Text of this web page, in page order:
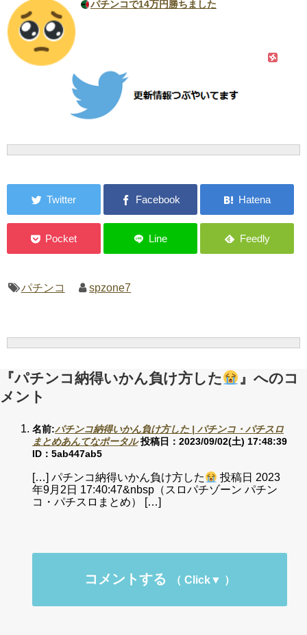
パチンコで14万円勝ちました
パチンコ spzone7
『パチンコ納得いかん負け方した
』へのコ
メント
名前:パチンコ納得いかん負け方した | パチンコ・パチスロ
まとめあんてなポータル 投稿日：2023/09/02(土) 17:48:39
ID：5ab447ab5
[…] パチンコ納得いかん負け方した
投稿日 2023
年9月2日 17:40:47&nbsp（スロパチゾーン パチン
コ・パチスロまとめ） […]
コメントする